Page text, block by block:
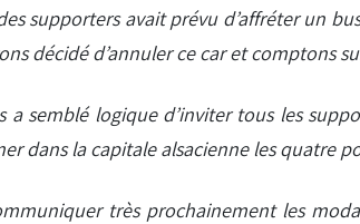
supporters avait prévu d’affréter un
décidé d’annuler ce car et comptons
a semblé logique d’inviter tous les
dans la capitale alsacienne les quatre
très prochainement les